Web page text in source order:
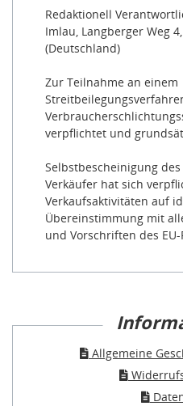
Redaktionell
Imlau, Langberger Weg
(Deutschland)
Zur Teilnahme an einem
verpflichtet und
Selbstbescheinigung
Verkäufer hat sich
Verkaufsaktivitäten auf
Übereinstimmung mit
und Vorschriften des
Allgemeine